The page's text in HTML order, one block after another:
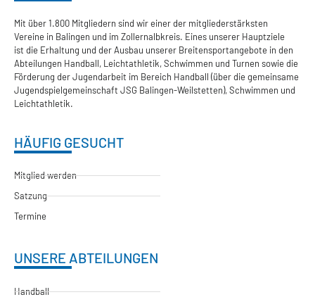
Mit über 1.800 Mitgliedern sind wir einer der mitgliederstärksten
Vereine in Balingen und im Zollernalbkreis. Eines unserer Hauptziele
ist die Erhaltung und der Ausbau unserer Breitensportangebote in den
Abteilungen Handball, Leichtathletik, Schwimmen und Turnen sowie die
Förderung der Jugendarbeit im Bereich Handball (über die gemeinsame
Jugendspielgemeinschaft JSG Balingen-Weilstetten), Schwimmen und
Leichtathletik.
HÄUFIG GESUCHT
Mitglied werden
Satzung
Termine
UNSERE ABTEILUNGEN
Handball